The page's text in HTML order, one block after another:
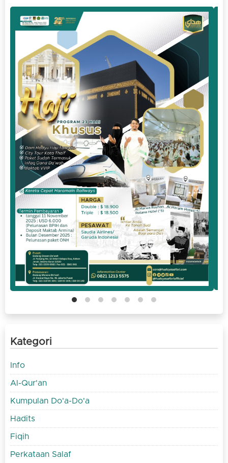
Kategori
Info
Al-Qur'an
Kumpulan Do'a-Do'a
Hadits
Fiqih
Perkataan Salaf